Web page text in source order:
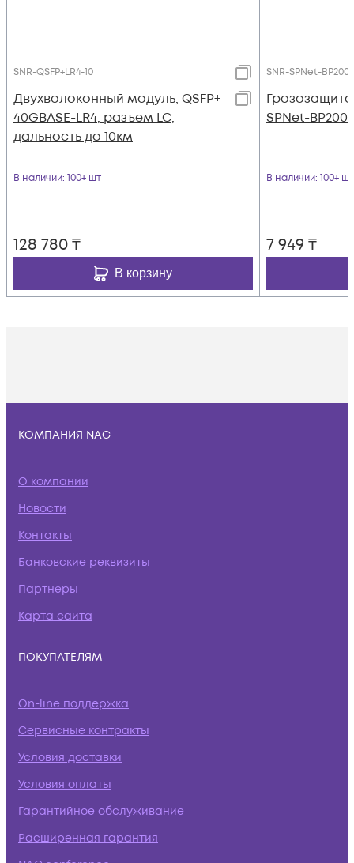
SNR-QSFP+LR4-10
Двухволоконный модуль, QSFP+
40GBASE-LR4, разъем LC,
дальность до 10км
В наличии: 100+ шт
128 780₸
В корзину
SNR-SPNet-
SPNet-
В наличии: 100+ шт
7 949 ₸
КОМПАНИЯ NAG
О компании
Новости
Контакты
Банковские реквизиты
Партнеры
Карта сайта
ПОКУПАТЕЛЯМ
On-line поддержка
Сервисные контракты
Условия доставки
Условия оплаты
Гарантийное обслуживание
Расширенная гарантия